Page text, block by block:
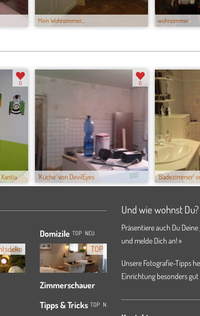
Mein Wohnzimmer... wohnzimmer
0
'Küche' von DevilEyes
0
'Badezimmer'
Domizile TOP NEU
TOP
Zimmerschauer
Tipps & Tricks TOP NEU
Und wie wohnst Du?
Präsentiere auch Du
und melde Dich an! »
Unsere Fotografie-Tipps
Einrichtung besonders